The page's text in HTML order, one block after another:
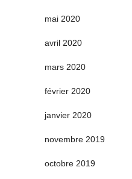
mai 2020
avril 2020
mars 2020
février 2020
janvier 2020
novembre 2019
octobre 2019